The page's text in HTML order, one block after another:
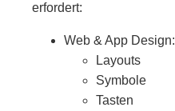
erfordert:
Web & App Design:
Layouts
Symbole
Tasten